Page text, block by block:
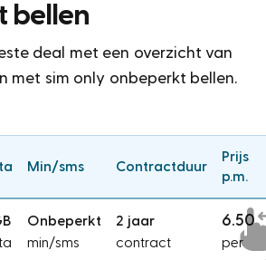
bellen
deal met een overzicht van
met sim only onbeperkt bellen.
Min/sms Contractduur
Prijs
p.m.
Onbeperkt
min/sms
2 jaar
contract
6.50
per